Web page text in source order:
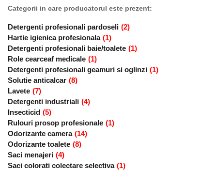
Categorii in care producatorul este prezent:
Detergenti profesionali pardoseli (2)
Hartie igienica profesionala (1)
Detergenti profesionali baie/toalete (1)
Role cearceaf medicale (1)
Detergenti profesionali geamuri si oglinzi (1)
Solutie anticalcar (8)
Lavete (7)
Detergenti industriali (4)
Insecticid (5)
Rulouri prosop profesionale (1)
Odorizante camera (14)
Odorizante toalete (8)
Saci menajeri (4)
Saci colorati colectare selectiva (1)